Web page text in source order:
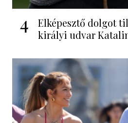
4
Elképesztő dolgot
királyi udvar